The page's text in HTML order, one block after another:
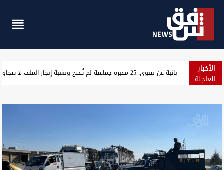
الأخبار
العاجلة "سلاح الفصائل إلى الحشد".. اتفاق على التسليم قبل نهاية أيلول